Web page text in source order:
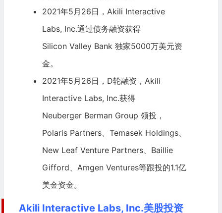
2021年5月26日，Akili Interactive
Labs, Inc.通过债务融资获得
Silicon Valley Bank独家5000万美元资
金。
2021年5月26日，D轮融资，Akili
Interactive Labs, Inc.获得
Neuberger BermanGroup 领投，
Polaris Partners、 Temasek Holdings、
New Leaf Venture Partners、Baillie
Gifford、Amgen Ventures等跟投的1.1亿
美金资金。
Akili Interactive Labs, Inc.美股投资